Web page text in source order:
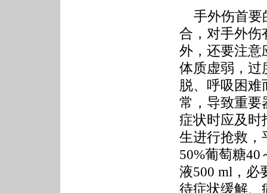
手外伤首要
合，对手外伤
外，还要注意
体质虚弱，过
脱、呼吸困
常，导致重要
症状时应及时
生进行抢救，
50%葡萄糖
液500 ml，必
待症状缓解、